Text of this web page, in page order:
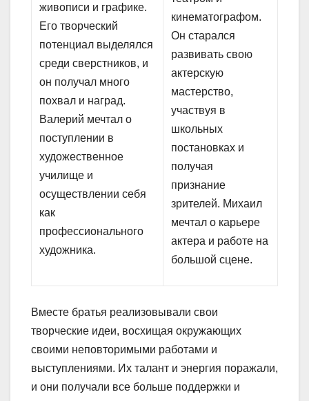
живописи и графике.
Его творческий
потенциал выделялся
среди сверстников, и
он получал много
похвал и наград.
Валерий мечтал о
поступлении в
художественное
училище и
осуществлении себя
как
профессионального
художника.
кинематографом.
Он старался
развивать свою
актерскую
мастерство,
участвуя в
школьных
постановках и
получая
признание
зрителей. Михаил
мечтал о карьере
актера и работе на
большой сцене.
Вместе братья реализовывали свои
творческие идеи, восхищая окружающих
своими неповторимыми работами и
выступлениями. Их талант и энергия поражали,
и они получали все больше поддержки и